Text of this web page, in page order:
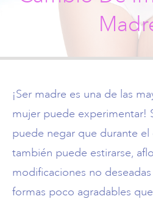
¡Ser madre es una de las
mujer puede experimentar!
puede negar que durante
también puede estirarse,
modificaciones no
formas poco agradables